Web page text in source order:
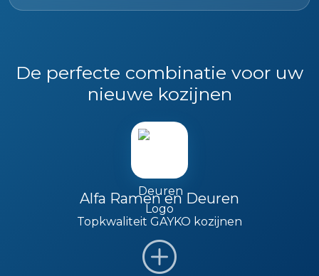
De perfecte combinatie voor uw
nieuwe kozijnen
Alfa Ramen en Deuren
Topkwaliteit GAYKO kozijnen